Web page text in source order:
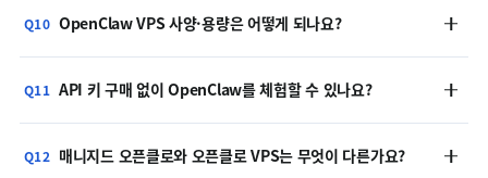
Q10 OpenClaw VPS 사양·용량은 어떻게 되나요?
Q11 API 키 구매 없이 OpenClaw를 체험할 수 있나요?
Q12 매니지드 오픈클로와 오픈클로 VPS는 무엇이 다른가요?